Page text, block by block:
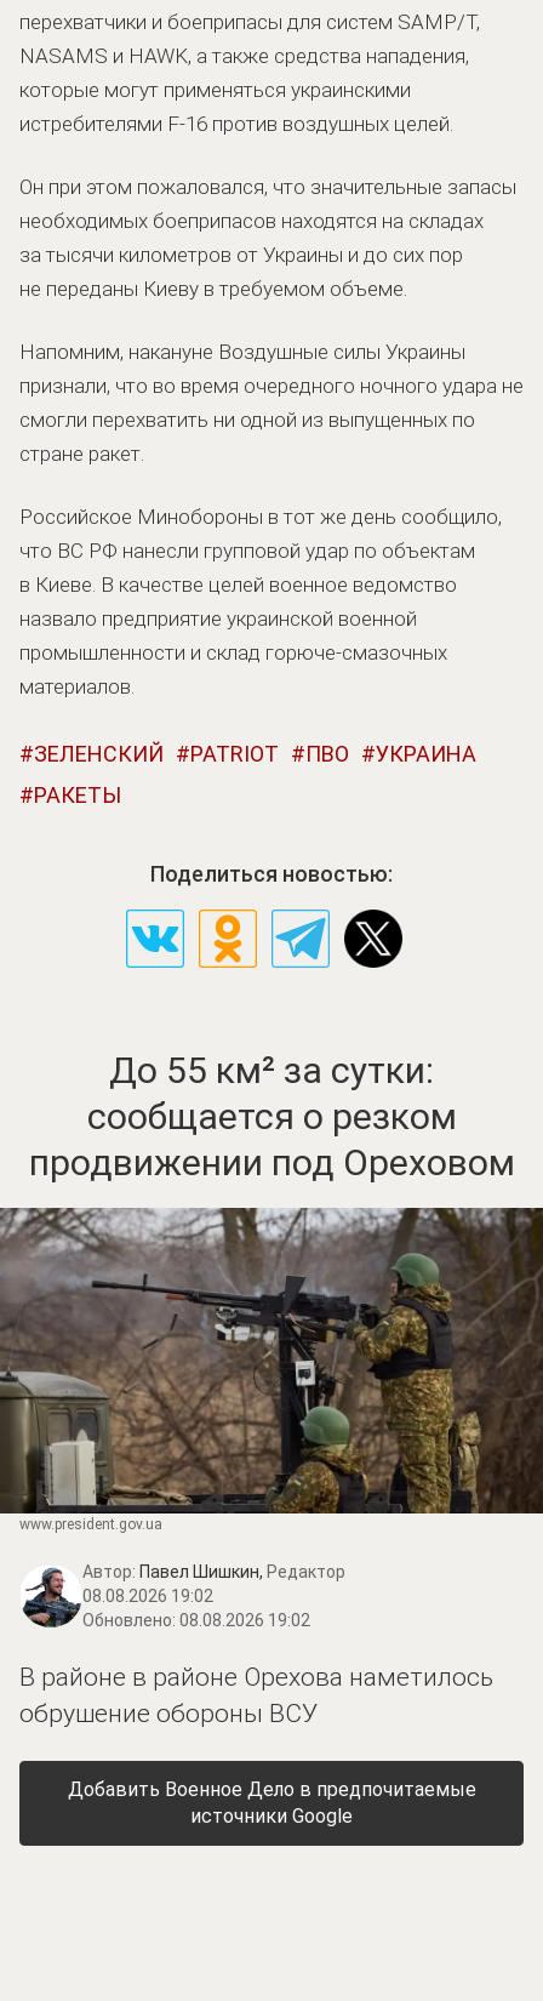
перехватчики и боеприпасы для систем SAMP/T,
NASAMS и HAWK, а также средства нападения,
которые могут применяться украинскими
истребителями F-16 против воздушных целей.
Он при этом пожаловался, что значительные запасы
необходимых боеприпасов находятся на складах
за тысячи километров от Украины и до сих пор
не переданы Киеву в требуемом объеме.
Напомним, накануне Воздушные силы Украины
признали, что во время очередного ночного удара не
смогли перехватить ни одной из выпущенных по
стране ракет.
Российское Минобороны в тот же день сообщило,
что ВС РФ нанесли групповой удар по объектам
в Киеве. В качестве целей военное ведомство
назвало предприятие украинской военной
промышленности и склад горюче-смазочных
материалов.
ЗЕЛЕНСКИЙ PATRIOT ПВО
УКРАИНА
РАКЕТЫ
Поделиться новостью:
До 55 км² за сутки:
сообщается о резком
продвижении под Ореховом
www.prеsidеnt.gоv.uа
Автор: Павел Шишкин, Редактор
08.08.2026 19:02
Обновлено: 08.08.2026 19:02
В районе в районе Орехова наметилось
обрушение обороны ВСУ
Добавить Военное Дело в предпочитаемые
источники Google